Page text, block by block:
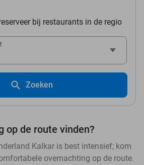
bij restaurants in de regio
Zoeken
op de route vinden?
Kalkar is best intensief; kom
overnachting op de route.